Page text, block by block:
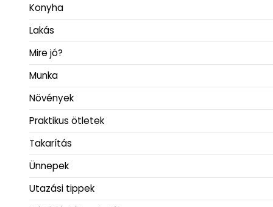
Konyha
Lakás
Mire jó?
Munka
Növények
Praktikus ötletek
Takarítás
Ünnepek
Utazási tippek